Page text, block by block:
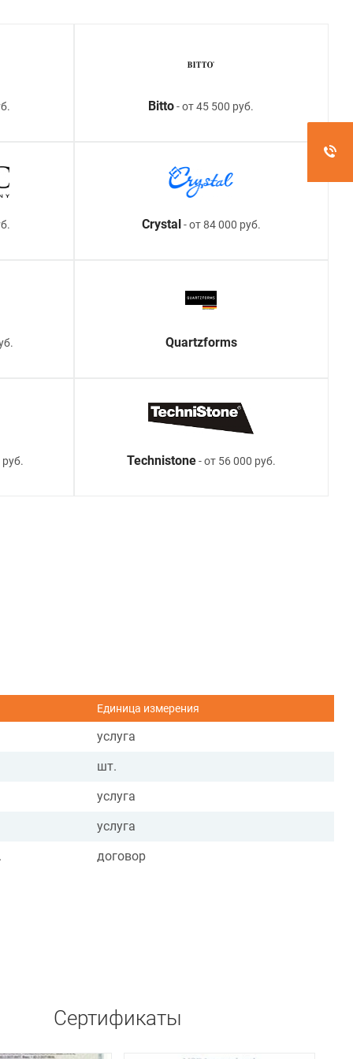
Bitto- от 45 500 руб.
Crystal - от 84 000 руб.
Quartzforms
Technistone- от 56 000 руб.
Единица измерения
услуга
шт.
услуга
услуга
договор
Сертификаты